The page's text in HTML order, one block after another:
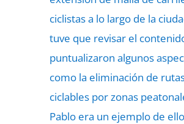
ciclistas a lo largo de la
tuve que revisar el
puntualizaron algunos
como la eliminación de
ciclables por zonas
Pablo era un ejemplo de